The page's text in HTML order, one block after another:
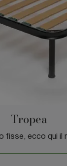
Tropea